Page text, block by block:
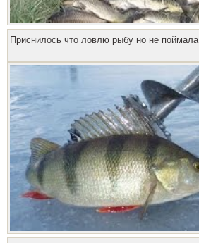
Приснилось что ловлю рыбу но не поймала